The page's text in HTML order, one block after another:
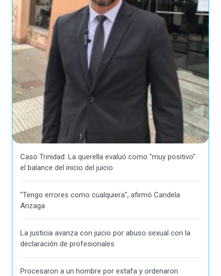
Caso Trinidad: La querella evaluó como "muy positivo"
el balance del inicio del juicio
"Tengo errores como cualquiera", afirmó Candela
Arizaga
La justicia avanza con juicio por abuso sexual con la
declaración de profesionales
Procesaron a un hombre por estafa y ordenaron